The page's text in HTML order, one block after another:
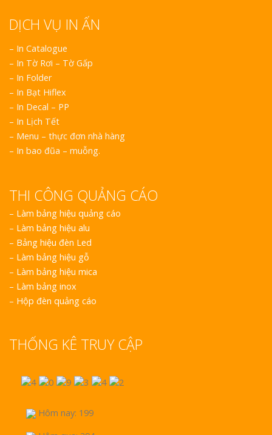
DỊCH VỤ IN ẤN
– In Catalogue
– In Tờ Rơi – Tờ Gấp
– In Folder
– In Bạt Hiflex
– In Decal – PP
– In Lịch Tết
– Menu – thực đơn nhà hàng
– In bao đũa – muỗng.
THI CÔNG QUẢNG CÁO
– Làm bảng hiệu quảng cáo
– Làm bảng hiệu alu
– Bảng hiệu đèn Led
– Làm bảng hiệu gỗ
– Làm bảng hiệu mica
– Làm bảng inox
– Hộp đèn quảng cáo
THỐNG KÊ TRUY CẬP
Hôm nay: 199